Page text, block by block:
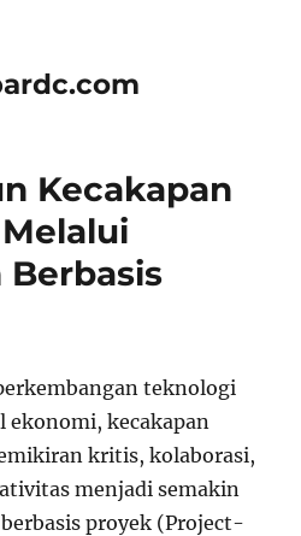
Kecakapan
teknologi
ekonomi, kecakapan
kritis, kolaborasi,
menjadi semakin
proyek (Project-